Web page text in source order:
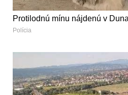
Protilodnú mínu nájdenú v
Polícia